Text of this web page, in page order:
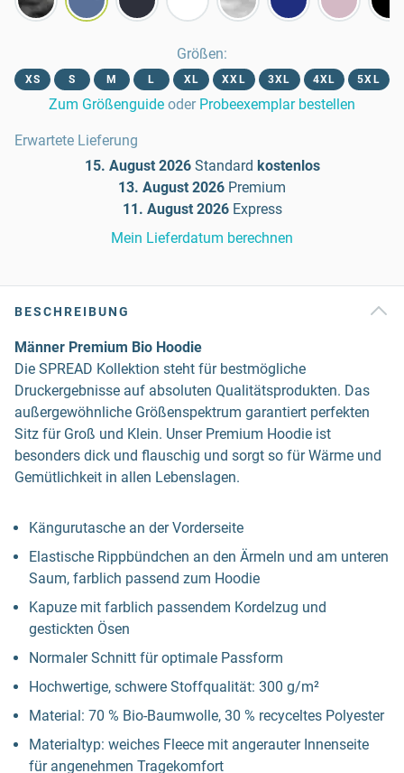
Größen:
XS S M L XL XXL 3XL 4XL 5XL
Zum Größenguide oder Probeexemplar bestellen
Erwartete Lieferung
15. August 2026 Standard kostenlos
13. August 2026 Premium
11. August 2026 Express
Mein Lieferdatum berechnen
BESCHREIBUNG
Männer Premium Bio Hoodie
Die SPREAD Kollektion steht für bestmögliche
Druckergebnisse auf absoluten Qualitätsprodukten. Das
außergewöhnliche Größenspektrum garantiert perfekten
Sitz für Groß und Klein. Unser Premium Hoodie ist
besonders dick und flauschig und sorgt so für Wärme und
Gemütlichkeit in allen Lebenslagen.
Kängurutasche an der Vorderseite
Elastische Rippbündchen an den Ärmeln und am unteren
Saum, farblich passend zum Hoodie
Kapuze mit farblich passendem Kordelzug und
gestickten Ösen
Normaler Schnitt für optimale Passform
Hochwertige, schwere Stoffqualität: 300 g/m²
Material: 70 % Bio-Baumwolle, 30 % recyceltes Polyester
Materialtyp: weiches Fleece mit angerauter Innenseite
für angenehmen Tragekomfort